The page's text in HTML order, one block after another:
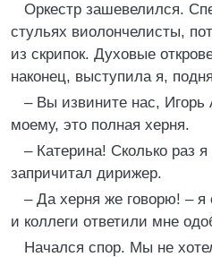
Оркестр зашевелился.
стульях виолончелисты,
из скрипок. Духовые
наконец, выступила я,
– Вы извините нас, Игорь
моему, это полная херня.
– Катерина! Сколько раз
запричитал дирижер.
– Да херня же говорю! – я
и коллеги ответили мне
Начался спор. Мы не